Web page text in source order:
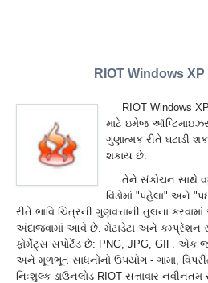
RIOT Windows XP
RIOT Windows
માટે ઇમેજ
ગુણાત્મક રીતે
શકાય છે.
તેને સંકોચન સાથે
વિંડોમાં "પહેલા" અને
રીતે ભાવિ ચિત્રની ગુણવત્તાની તુલના
અંદાજવામાં આવે છે. મેટાડેટા અને કમ્પ્રેશન
ફોર્મેટ્સ સપોર્ટેડ છે: PNG, JPG, GIF. એક
અને મૂળભૂત સાધનોનો ઉપયોગ - ગામા,
નિઃશુલ્ક ડાઉનલોડ RIOT સત્તાવાર